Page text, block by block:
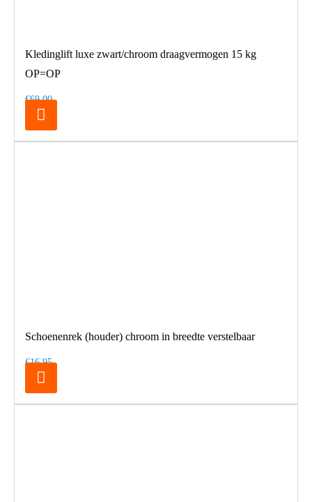
Kledinglift luxe zwart/chroom draagvermogen 15 kg
OP=OP
€69,00
Schoenenrek (houder) chroom in breedte verstelbaar
€16,95